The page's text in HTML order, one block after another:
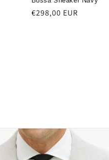
Regular
€298,00 EUR